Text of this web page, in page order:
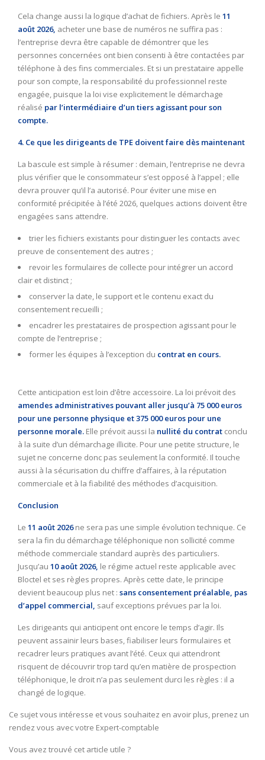
Cela change aussi la logique d’achat de fichiers. Après le 11
août 2026, acheter une base de numéros ne suffira pas :
l’entreprise devra être capable de démontrer que les
personnes concernées ont bien consenti à être contactées par
téléphone à des fins commerciales. Et si un prestataire appelle
pour son compte, la responsabilité du professionnel reste
engagée, puisque la loi vise explicitement le démarchage
réalisé par l’intermédiaire d’un tiers agissant pour son
compte.
4. Ce que les dirigeants de TPE doivent faire dès maintenant
La bascule est simple à résumer : demain, l’entreprise ne devra
plus vérifier que le consommateur s’est opposé à l’appel ; elle
devra prouver qu’il l’a autorisé. Pour éviter une mise en
conformité précipitée à l’été 2026, quelques actions doivent être
engagées sans attendre.
trier les fichiers existants pour distinguer les contacts avec
preuve de consentement des autres ;
revoir les formulaires de collecte pour intégrer un accord
clair et distinct ;
conserver la date, le support et le contenu exact du
consentement recueilli ;
encadrer les prestataires de prospection agissant pour le
compte de l’entreprise ;
former les équipes à l’exception du contrat en cours.
Cette anticipation est loin d’être accessoire. La loi prévoit des
amendes administratives pouvant aller jusqu’à 75 000 euros
pour une personne physique et 375 000 euros pour une
personne morale. Elle prévoit aussi la nullité du contrat conclu
à la suite d’un démarchage illicite. Pour une petite structure, le
sujet ne concerne donc pas seulement la conformité. Il touche
aussi à la sécurisation du chiffre d’affaires, à la réputation
commerciale et à la fiabilité des méthodes d’acquisition.
Conclusion
Le 11 août 2026ne sera pas une simple évolution technique. Ce
sera la fin du démarchage téléphonique non sollicité comme
méthode commerciale standard auprès des particuliers.
Jusqu’au 10 août 2026, le régime actuel reste applicable avec
Bloctel et ses règles propres. Après cette date, le principe
devient beaucoup plus net : sans consentement préalable, pas
d’appel commercial, sauf exceptions prévues par la loi.
Les dirigeants qui anticipent ont encore le temps d’agir. Ils
peuvent assainir leurs bases, fiabiliser leurs formulaires et
recadrer leurs pratiques avant l’été. Ceux qui attendront
risquent de découvrir trop tard qu’en matière de prospection
téléphonique, le droit n’a pas seulement durci les règles : il a
changé de logique.
Ce sujet vous intéresse et vous souhaitez en avoir plus, prenez un
rendez vous avec votre Expert-comptable
Vous avez trouvé cet article utile ?